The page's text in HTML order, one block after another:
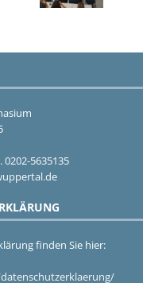
0202-5635135
finden Sie hier: